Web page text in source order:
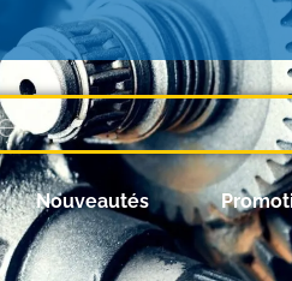
Nouveautés